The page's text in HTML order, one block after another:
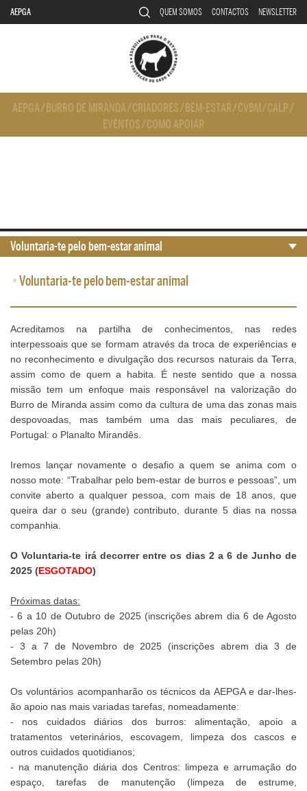
AEPGA QUEM SOMOS CONTACTOS NEWSLETTER
AEPGA/ BURRO DE MIRANDA/CRIADORES/ BEM-ESTAR/CVBM/CALP/
EVENTOS/COMO APOIAR
•Voluntaria-te pelo bem-estar animal
Acreditamos na partilha de conhecimentos, nas redes
interpessoais que se formam através da troca de experiências e
no reconhecimento e divulgação dos recursos naturais da Terra,
assim como de quem a habita. É neste sentido que a nossa
missão tem um enfoque mais responsável na valorização do
Burro de Miranda assim como da cultura de uma das zonas mais
despovoadas, mas também uma das mais peculiares, de
Portugal: o Planalto Mirandês.
Iremos lançar novamente o desafio a quem se anima com o
nosso mote: “Trabalhar pelo bem-estar de burros e pessoas”, um
convite aberto a qualquer pessoa, com mais de 18 anos, que
queira dar o seu (grande) contributo, durante 5 dias na nossa
companhia.
O Voluntaria-te irá decorrer entre os dias 2 a 6 de Junho de
2025 (ESGOTADO)
Próximas datas:
- 6 a 10 de Outubro de 2025 (inscrições abrem dia 6 de Agosto
pelas 20h)
- 3 a 7 de Novembro de 2025 (inscrições abrem dia 3 de
Setembro pelas 20h)
Os voluntários acompanharão os técnicos da AEPGA e dar-lhes-
ão apoio nas mais variadas tarefas, nomeadamente:
- nos cuidados diários dos burros: alimentação, apoio a
tratamentos veterinários, escovagem, limpeza dos cascos e
outros cuidados quotidianos;
- na manutenção diária dos Centros: limpeza e arrumação do
espaço, tarefas de manutenção (limpeza de estrume,
Voluntaria-te pelo bem-estar animal